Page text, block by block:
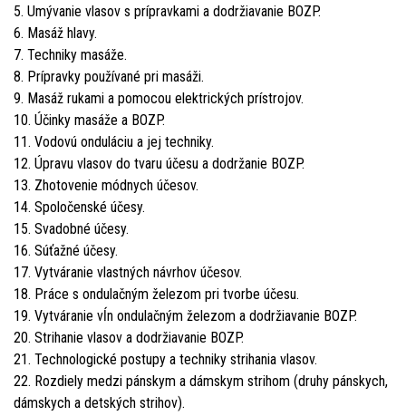
5. Umývanie vlasov s prípravkami a dodržiavanie BOZP.
6. Masáž hlavy.
7. Techniky masáže.
8. Prípravky používané pri masáži.
9. Masáž rukami a pomocou elektrických prístrojov.
10. Účinky masáže a BOZP.
11. Vodovú onduláciu a jej techniky.
12. Úpravu vlasov do tvaru účesu a dodržanie BOZP.
13. Zhotovenie módnych účesov.
14. Spoločenské účesy.
15. Svadobné účesy.
16. Súťažné účesy.
17. Vytváranie vlastných návrhov účesov.
18. Práce s ondulačným železom pri tvorbe účesu.
19. Vytváranie vĺn ondulačným železom a dodržiavanie BOZP.
20. Strihanie vlasov a dodržiavanie BOZP.
21. Technologické postupy a techniky strihania vlasov.
22. Rozdiely medzi pánskym a dámskym strihom (druhy pánskych,
dámskych a detských strihov).